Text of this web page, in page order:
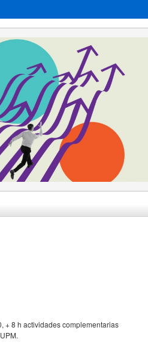
+ 8 h actividades complementarias